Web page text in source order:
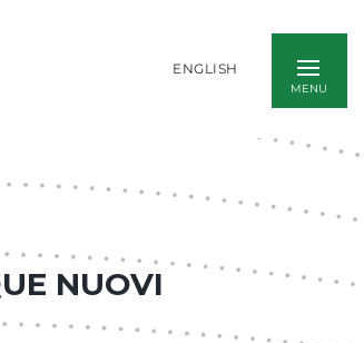
ENGLISH
NUOVI